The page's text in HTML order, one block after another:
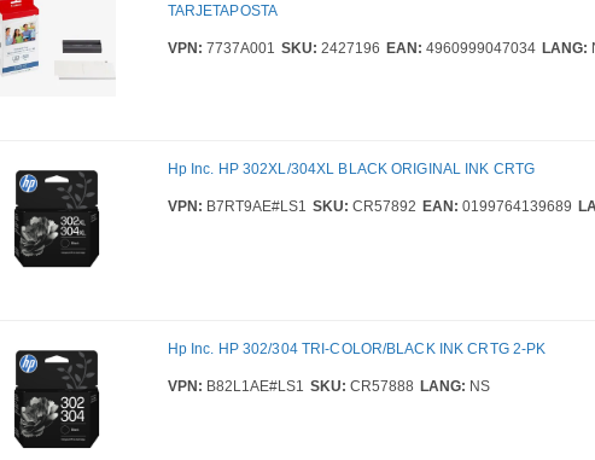
TARJETAPOSTA
VPN: 7737A001 SKU: 2427196 EAN: 4960999047034 LANG:
Hp Inc. HP 302XL/304XL BLACK ORIGINAL INK CRTG
VPN: B7RT9AE#LS1 SKU: CR57892 EAN: 0199764139689
Hp Inc. HP 302/304 TRI-COLOR/BLACK INK CRTG 2-PK
VPN: B82L1AE#LS1 SKU: CR57888 LANG: NS